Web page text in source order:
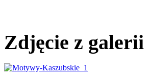
Zdjęcie z galerii